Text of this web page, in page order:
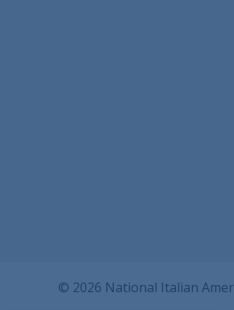
© 2026 National Italian